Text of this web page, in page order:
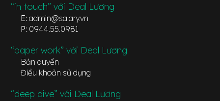
“in touch” với Deal Lương
E: admin@salary.vn
P: 0944.55.0981
“paper work” với Deal Lương
Bản quyền
Điều khoản sử dụng
“deep dive” với Deal Lương